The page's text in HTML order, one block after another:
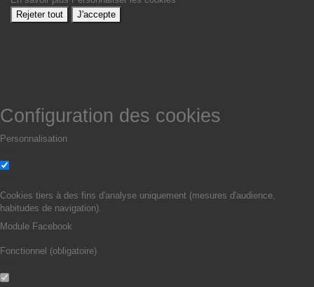
Rejeter tout
J'accepte
Configuration des cookies
Personnalisation
Cookies tiers à des fins d'analyse uniquement (mesures d'audience,
habitudes de navigation).
Module Facebook
Fonctionnel (obligatoire)